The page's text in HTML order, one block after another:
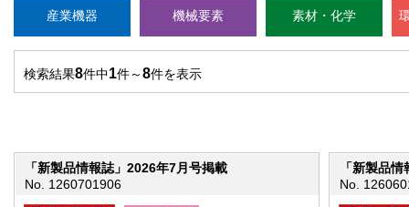
産業機器 機械要素 素材・化学
検索結果8件中1件～8件を表示
「新製品情報誌」2026年7月号掲載
No. 1260701906
「新製品
No.